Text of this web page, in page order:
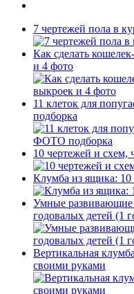
7 чертежей пола в
Как сделать
и 4 фото
11 клеток для
подборка
10 чертежей и схем,
Клумба из ящика:
Умные развивающие
годовалых детей (1
Вертикальная
своими руками